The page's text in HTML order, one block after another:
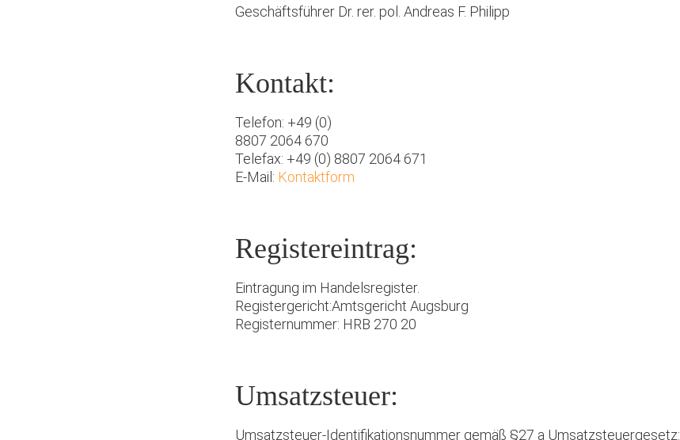
Geschäftsführer Dr. rer. pol. Andreas F. Philipp
Kontakt:
Telefon: +49 (0)
8807 2064 670
Telefax: +49 (0) 8807 2064 671
E-Mail: Kontaktform
Registereintrag:
Eintragung im Handelsregister.
Registergericht:Amtsgericht Augsburg
Registernummer: HRB 270 20
Umsatzsteuer:
Umsatzsteuer-Identifikationsnummer gemäß §27 a Umsatzsteuergesetz: